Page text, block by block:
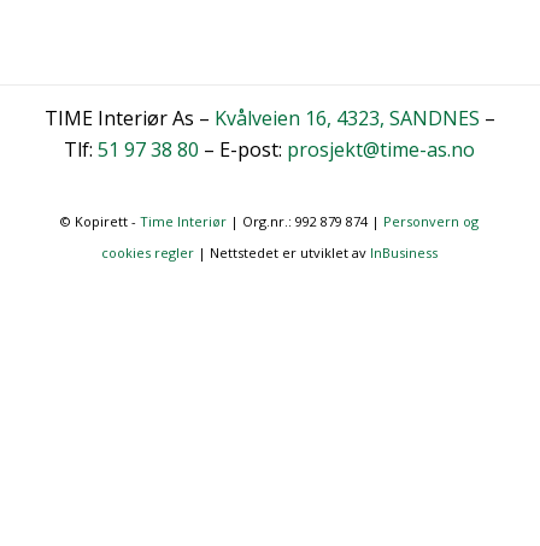
TIME Interiør As – Kvålveien 16, 4323, SANDNES –
Tlf:51 97 38 80 – E-post: prosjekt@time-as.no
© Kopirett -Time Interiør | Org.nr.: 992 879 874 | Personvern og
cookies regler | Nettstedet er utviklet av InBusiness